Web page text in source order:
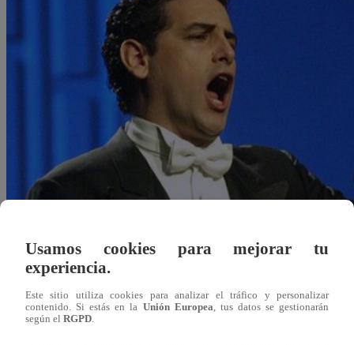
Usamos cookies para mejorar tu
experiencia.
Este sitio utiliza cookies para analizar el tráfico y personalizar
contenido. Si estás en la Unión Europea , tus datos se gestionarán
según el RGPD